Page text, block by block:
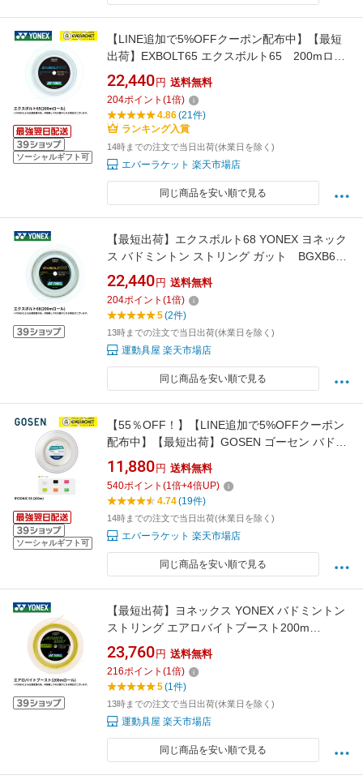
ソーシャルギフト可
【LINE追加で5%OFFクーポン配布中】【最短
出荷】EXBOLT65 エクスボルト65 200mロー
ル YONEX ヨネックス ストリング バドミント
ンガット BGXB65-2 C-9
22,440 円 送料無料
204ポイント (1倍)
4.86(21件)
ランキング入賞
14時までの注文で当日出荷(休業日を除く)
エバーラケット 楽天市場店
同じ商品を安い順で見る
【最短出荷】エクスボルト68 YONEX ヨネック
ス バドミントン ストリング ガット BGXB68-
2 200m
22,440 円 送料無料
204ポイント (1倍)
5(2件)
13時までの注文で当日出荷(休業日を除く)
運動具屋 楽天市場店
同じ商品を安い順で見る
ソーシャルギフト可
【55％OFF！】【LINE追加で5%OFFクーポン
配布中】【最短出荷】GOSEN ゴーセン バドミ
ントンストリング ガット 200m ライゾニック
58 BSRY582 ロール 高反発 コスパ C-9
11,880 円 送料無料
540ポイント (1倍+4倍UP)
4.74(19件)
14時までの注文で当日出荷(休業日を除く)
エバーラケット 楽天市場店
同じ商品を安い順で見る
【最短出荷】ヨネックス YONEX バドミントン
ストリング エアロバイトブースト200m
BGABBT-2 バドミントン
23,760 円 送料無料
216ポイント (1倍)
5(1件)
13時までの注文で当日出荷(休業日を除く)
運動具屋 楽天市場店
同じ商品を安い順で見る